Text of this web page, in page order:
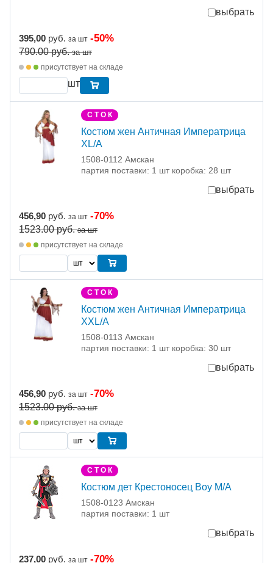
выбрать
395,00 руб. за шт -50%
790.00руб. за шт
присутствует на складе
шт
С Т О К
Костюм жен Античная Императрица
XL/A
1508-0112 Амскан
партия поставки: 1 шт коробка: 28 шт
выбрать
456,90 руб. за шт -70%
1523.00руб. за шт
присутствует на складе
С Т О К
Костюм жен Античная Императрица
XXL/A
1508-0113 Амскан
партия поставки: 1 шт коробка: 30 шт
выбрать
456,90 руб. за шт -70%
1523.00руб. за шт
присутствует на складе
С Т О К
Костюм дет Крестоносец Boy M/A
1508-0123 Амскан
партия поставки: 1 шт
выбрать
237,00 руб. за шт -70%